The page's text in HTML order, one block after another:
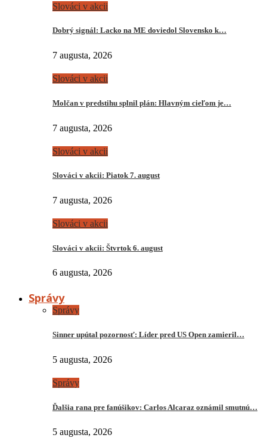
Slováci v akcii
Dobrý signál: Lacko na ME doviedol Slovensko k…
7 augusta, 2026
Slováci v akcii
Molčan v predstihu splnil plán: Hlavným cieľom je…
7 augusta, 2026
Slováci v akcii
Slováci v akcii: Piatok 7. august
7 augusta, 2026
Slováci v akcii
Slováci v akcii: Štvrtok 6. august
6 augusta, 2026
Správy
Správy
Sinner upútal pozornosť: Líder pred US Open zamieril…
5 augusta, 2026
Správy
Ďalšia rana pre fanúšikov: Carlos Alcaraz oznámil smutnú…
5 augusta, 2026